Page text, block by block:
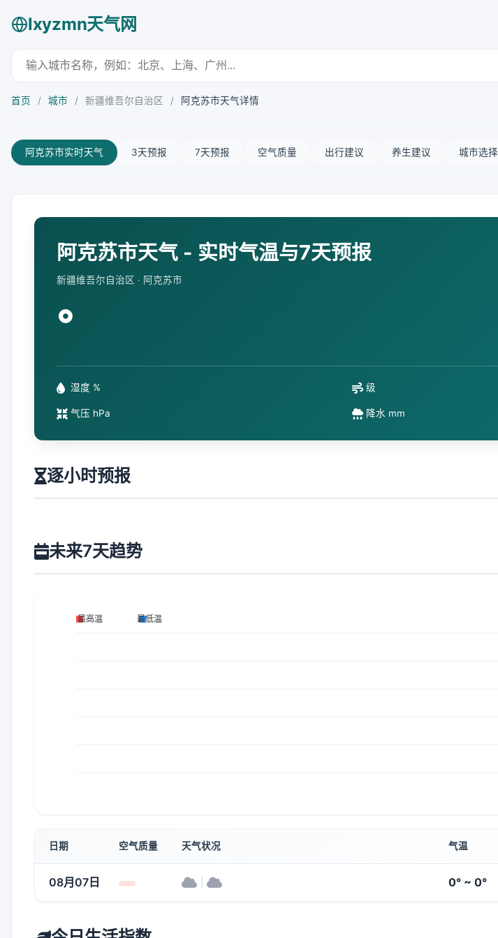
lxyzmn天气网
首页 / 城市 / 新疆维吾尔自治区 / 阿克苏市天气详情
阿克苏市实时天气 3天预报 7天预报 空气质量 出行建议 养生建议 城市选择
阿克苏市天气 - 实时气温与7天预报
新疆维吾尔自治区 · 阿克苏市
°
湿度 % 级
气压 hPa 降水 mm
逐小时预报
未来7天趋势
日期 空气质量 天气状况 气温
08月07日 0° ~ 0°